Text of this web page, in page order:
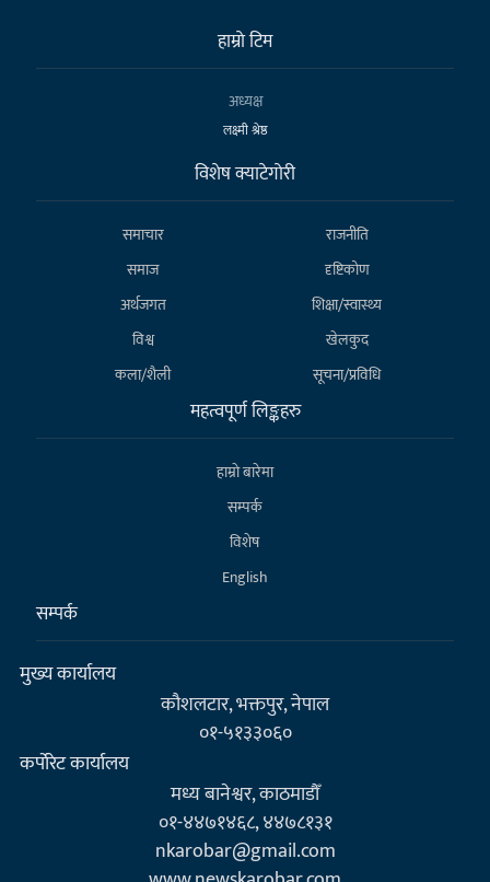
हाम्राे टिम
अध्यक्ष
लक्ष्मी श्रेष्ठ
विशेष क्याटेगाेरी
समाचार
राजनीति
समाज
दृष्टिकोण
अर्थजगत
शिक्षा/स्वास्थ्य
विश्व
खेलकुद
कला/शैली
सूचना/प्रविधि
महत्वपूर्ण लिङ्कहरु
हाम्राे बारेमा
सम्पर्क
विशेष
English
सम्पर्क
मुख्य कार्यालय
कौशलटार, भक्तपुर, नेपाल
०१-५१३३०६०
कर्पाेरेट कार्यालय
मध्य बानेश्वर, काठमाडौँ
०१-४४७१४६८, ४४७८१३१
nkarobar@gmail.com